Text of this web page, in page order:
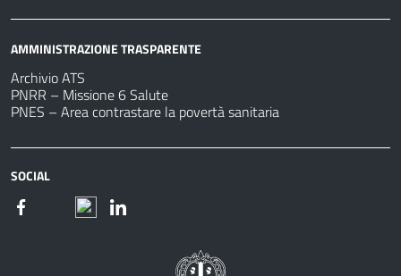
AMMINISTRAZIONE TRASPARENTE
Archivio ATS
PNRR – Missione 6 Salute
PNES – Area contrastare la povertà sanitaria
SOCIAL